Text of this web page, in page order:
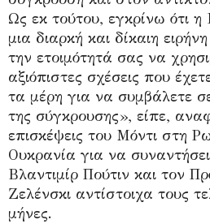
Ως εκ τούτου, εγκρίνω ότι η
μια διαρκή και δίκαιη
την ετοιμότητά σας να
αξιόπιστες σχέσεις που
τα μέρη για να συμβάλετε
της σύγκρουσης», είπε,
επισκέψεις του Μόντι στη
Ουκρανία για να
Βλαντιμίρ Πούτιν και τον
Ζελένσκι αντίστοιχα τους
μήνες.